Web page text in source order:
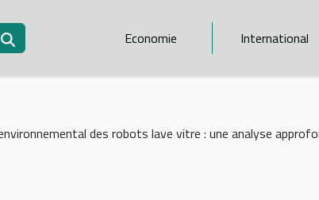
Economie International
des robots lave vitre : une analyse